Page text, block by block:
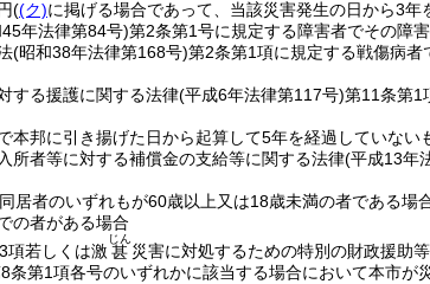
((ク)に掲げる場合であって、当該災害発生の日から3
年法律第84号)第2条第1号に規定する障害者でその障
(昭和38年法律第168号)第2条第1項に規定する戦傷病
する援護に関する法律(平成6年法律第117号)第11条第1
本邦に引き揚げた日から起算して5年を経過していない
所者等に対する補償金の支給等に関する法律(平成13年
居者のいずれもが60歳以上又は18歳未満の者である場
の者がある場合
項若しくは激 甚
じん
災害に対処するための特別の財政援助
第1項各号のいずれかに該当する場合において本市